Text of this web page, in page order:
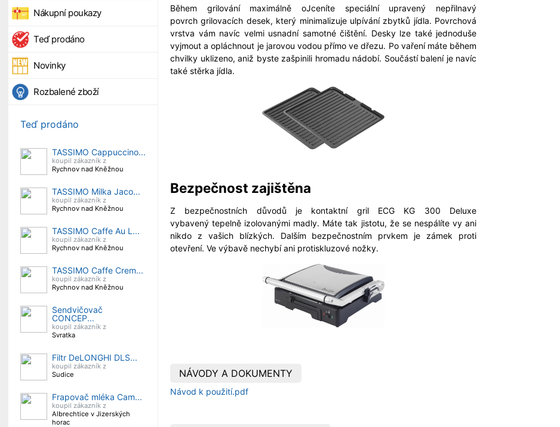
Nákupní poukazy
Teď prodáno
Novinky
Rozbalené zboží
Teď prodáno
TASSIMO Cappuccino...
koupil zákazník z
Rychnov nad Kněžnou
TASSIMO Milka Jaco...
koupil zákazník z
Rychnov nad Kněžnou
TASSIMO Caffe Au L...
koupil zákazník z
Rychnov nad Kněžnou
TASSIMO Caffe Crem...
koupil zákazník z
Rychnov nad Kněžnou
Sendvičovač
CONCEP...
koupil zákazník z
Svratka
Filtr DeLONGHI DLS...
koupil zákazník z
Sudice
Frapovač mléka Cam...
koupil zákazník z
Albrechtice v Jizerských
horac
Během grilování maximálně oJceníte speciální upravený nepřilnavý
povrch grilovacích desek, který minimalizuje ulpívání zbytků jídla. Povrchová
vrstva vám navíc velmi usnadní samotné čištění. Desky lze také jednoduše
vyjmout a opláchnout je jarovou vodou přímo ve dřezu. Po vaření máte během
chvilky uklizeno, aniž byste zašpinili hromadu nádobí. Součástí balení je navíc
také stěrka jídla.
Bezpečnost zajištěna
Z bezpečnostních důvodů je kontaktní gril ECG KG 300 Deluxe
vybavený tepelně izolovanými madly. Máte tak jistotu, že se nespálíte vy ani
nikdo z vašich blízkých. Dalším bezpečnostním prvkem je zámek proti
otevření. Ve výbavě nechybí ani protiskluzové nož­ky.
NÁVODY A DOKUMENTY
Návod k použití.pdf